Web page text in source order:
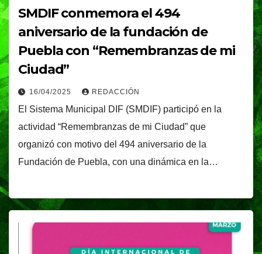
SMDIF conmemora el 494
aniversario de la fundación de
Puebla con “Remembranzas de mi
Ciudad”
16/04/2025 REDACCIÓN
El Sistema Municipal DIF (SMDIF) participó en la
actividad “Remembranzas de mi Ciudad” que
organizó con motivo del 494 aniversario de la
Fundación de Puebla, con una dinámica en la…